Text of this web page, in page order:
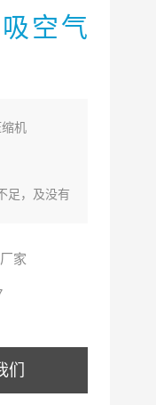
空气
机
足，及没有
家
们